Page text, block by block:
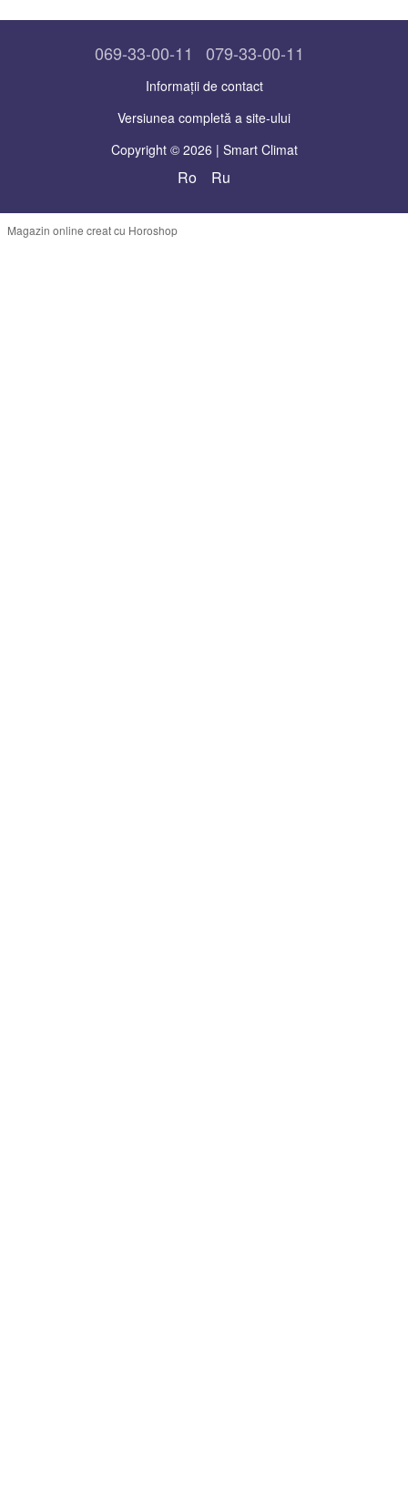
069-33-00-11 079-33-00-11
Informații de contact
Versiunea completă a site-ului
Copyright © 2026 | Smart Climat
Ro Ru
Magazin online creat cu Horoshop